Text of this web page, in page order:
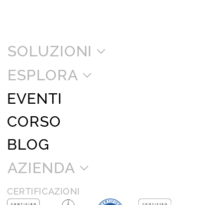
SOLUZIONI
ESPLORA
EVENTI
CORSO
BLOG
AZIENDA
CERTIFICAZIONI